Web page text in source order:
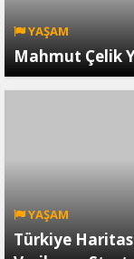
YAŞAM
Mahmut Çelik
YAŞAM
Türkiye